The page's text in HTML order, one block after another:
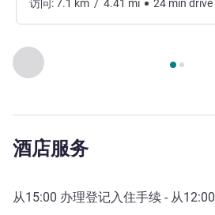
上一个 - 出入和交通
第 页，共
访问:7.1 km / 4.41 mi 24 min drive
酒店服务
从15:00 办理登记入住手续 - 从12:00